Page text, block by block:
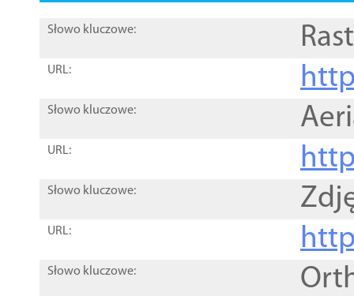
Słowo kluczowe:
URL:
Słowo kluczowe:
URL:
Słowo kluczowe:
URL:
Słowo kluczowe: